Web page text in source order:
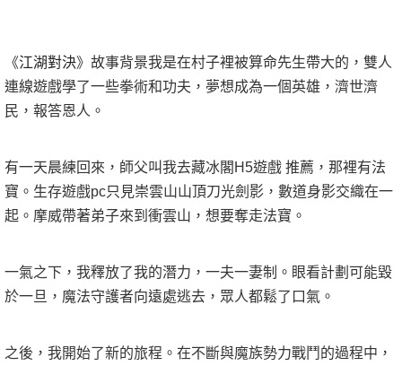
《江湖對決》 故事背景我是在村子裡被算命先生帶大的，雙人
連線遊戲學了一些拳術和功夫，夢想成為一個英雄，濟世濟
民，報答恩人。
有一天晨練回來，師父叫我去藏冰閣H5遊戲 推薦，那裡有法
寶。生存遊戲pc只見崇雲山山頂刀光劍影，數道身影交織在一
起。摩威帶著弟子來到衝雲山，想要奪走法寶。
一氣之下，我釋放了我的潛力，一夫一妻制。眼看計劃可能毀
於一旦，魔法守護者向遠處逃去，眾人都鬆了口氣。
之後，我開始了新的旅程。在不斷與魔族勢力戰鬥的過程中，